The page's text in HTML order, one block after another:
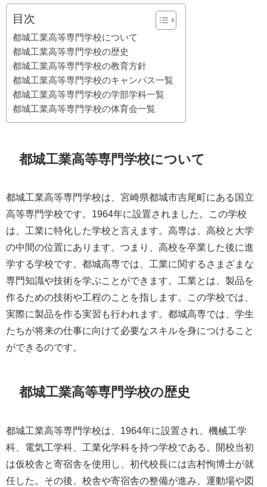
目次
都城工業高等専門学校について
都城工業高等専門学校の歴史
都城工業高等専門学校の教育方針
都城工業高等専門学校のキャンパス一覧
都城工業高等専門学校の学部学科一覧
都城工業高等専門学校の体育会一覧
都城工業高等専門学校について
都城工業高等専門学校は、宮崎県都城市吉尾町にある国立
高等専門学校です。1964年に設置されました。この学校
は、工業に特化した学校と言えます。高専は、高校と大学
の中間の位置にあります。つまり、高校を卒業した後に進
学する学校です。都城高専では、工業に関するさまざまな
専門知識や技術を学ぶことができます。工業とは、製品を
作るための技術や工程のことを指します。この学校では、
実際に製品を作る実習も行われます。都城高専では、学生
たちが将来の仕事に向けて必要なスキルを身につけること
ができるのです。
都城工業高等専門学校の歴史
都城工業高等専門学校は、1964年に設置され、機械工学
科、電気工学科、工業化学科を持つ学校である。開校当初
は仮校舎と寄宿舎を使用し、初代校長には吉村恂博士が就
任した。その後、校舎や寄宿舎の整備が進み、運動場や図